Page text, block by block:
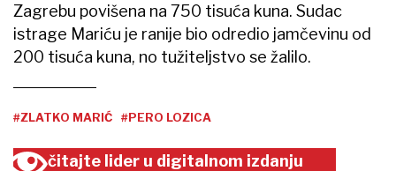
Zagrebu povišena na 750 tisuća kuna. Sudac
istrage Mariću je ranije bio odredio jamčevinu od
200 tisuća kuna, no tužiteljstvo se žalilo.
#ZLATKO MARIĆ #PERO LOZICA
čitajte lider u digitalnom izdanju